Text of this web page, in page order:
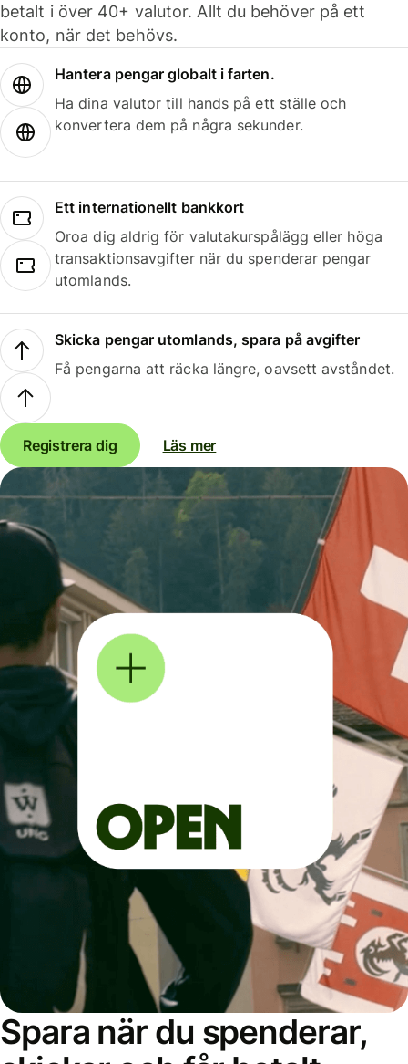
betalt i över 40+ valutor. Allt du behöver på ett
konto, när det behövs.
Hantera pengar globalt i farten.
Ha dina valutor till hands på ett ställe och
konvertera dem på några sekunder.
Ett internationellt bankkort
Oroa dig aldrig för valutakurspålägg eller höga
transaktionsavgifter när du spenderar pengar
utomlands.
Skicka pengar utomlands, spara på avgifter
Få pengarna att räcka längre, oavsett avståndet.
Registrera dig Läs mer
Spara när du spenderar,